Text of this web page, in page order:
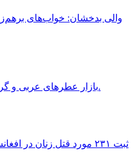
والی بدخشان: خواب‌های
بازار عطرهای عربی و گران‌قیمت در کابل گرم شده است.
ثبت ٢٣١ مورد قتل زنان